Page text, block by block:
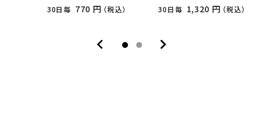
ワイトウォッシュ
30日毎 770 円 （税込） 30日毎 1,320 円 （税込）